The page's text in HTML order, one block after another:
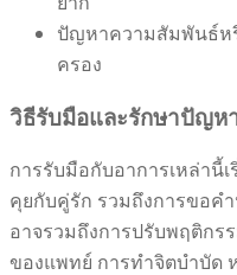
ปัญหาความสัมพันธ์ห
ครอง
วิธีรับมือและรักษาปัญห
การรับมือกับอาการเหล่านี้
คุยกับคู่รัก รวมถึงการขอค
อาจรวมถึงการปรับพฤติกร
ของแพทย์ การทำจิตบำบัด